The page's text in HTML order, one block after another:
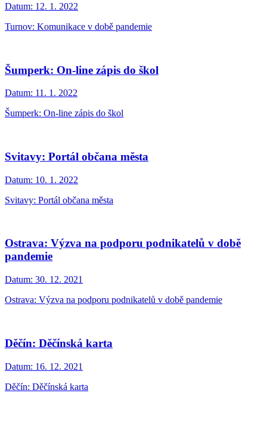
Datum: 12. 1. 2022
Turnov: Komunikace v době pandemie
Šumperk: On-line zápis do škol
Datum: 11. 1. 2022
Šumperk: On-line zápis do škol
Svitavy: Portál občana města
Datum: 10. 1. 2022
Svitavy: Portál občana města
Ostrava: Výzva na podporu podnikatelů v době
pandemie
Datum: 30. 12. 2021
Ostrava: Výzva na podporu podnikatelů v době pandemie
Děčín: Děčínská karta
Datum: 16. 12. 2021
Děčín: Děčínská karta